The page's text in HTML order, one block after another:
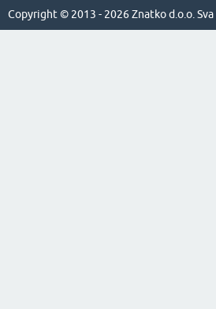
Copyright © 2013 - 2026 Znatko d.o.o. Sva